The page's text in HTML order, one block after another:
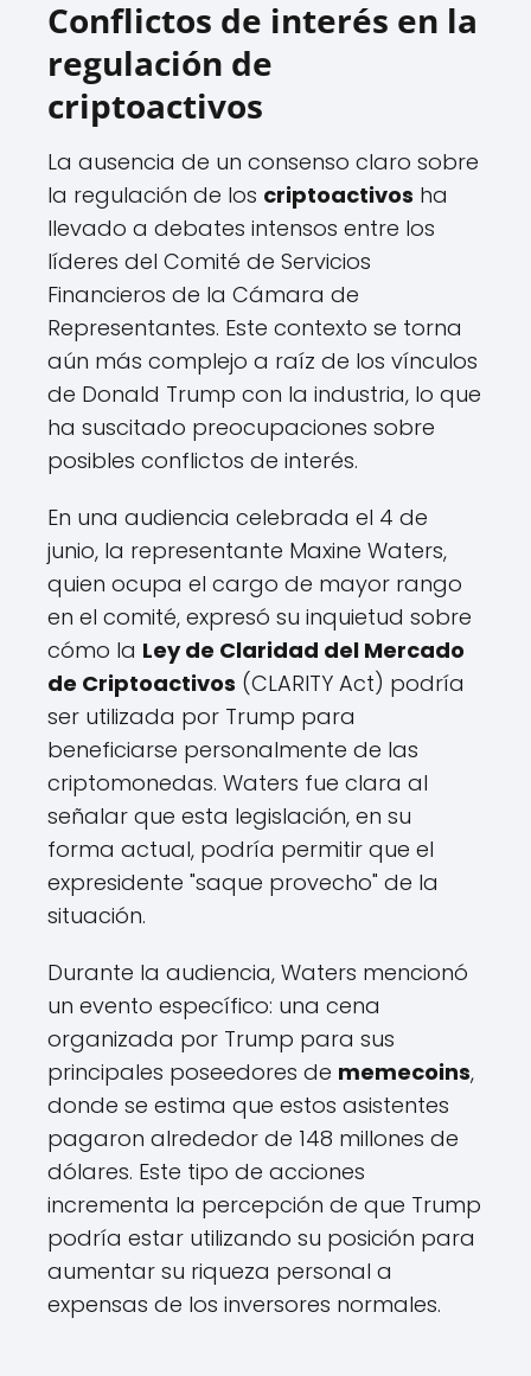
Conflictos de interés en la
regulación de
criptoactivos
La ausencia de un consenso claro sobre
la regulación de los criptoactivos ha
llevado a debates intensos entre los
líderes del Comité de Servicios
Financieros de la Cámara de
Representantes. Este contexto se torna
aún más complejo a raíz de los vínculos
de Donald Trump con la industria, lo que
ha suscitado preocupaciones sobre
posibles conflictos de interés.
En una audiencia celebrada el 4 de
junio, la representante Maxine Waters,
quien ocupa el cargo de mayor rango
en el comité, expresó su inquietud sobre
cómo la Ley de Claridad del Mercado
de Criptoactivos (CLARITY Act) podría
ser utilizada por Trump para
beneficiarse personalmente de las
criptomonedas. Waters fue clara al
señalar que esta legislación, en su
forma actual, podría permitir que el
expresidente "saque provecho" de la
situación.
Durante la audiencia, Waters mencionó
un evento específico: una cena
organizada por Trump para sus
principales poseedores de memecoins,
donde se estima que estos asistentes
pagaron alrededor de 148 millones de
dólares. Este tipo de acciones
incrementa la percepción de que Trump
podría estar utilizando su posición para
aumentar su riqueza personal a
expensas de los inversores normales.